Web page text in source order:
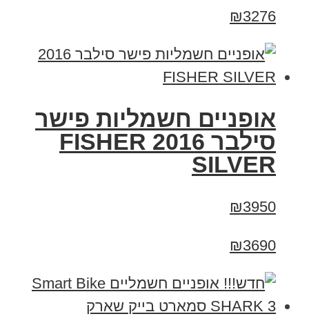
₪3276
אופניים חשמליות פישר
סילבר 2016 FISHER
SILVER
₪3950
₪3690